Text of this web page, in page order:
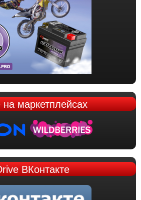
на маркетплейсах
ВКонтакте